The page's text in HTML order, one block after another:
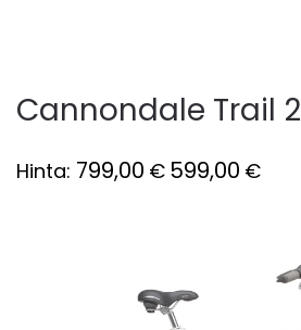
Cannondale Trail 2
Hinta: 799,00 € 599,00 €